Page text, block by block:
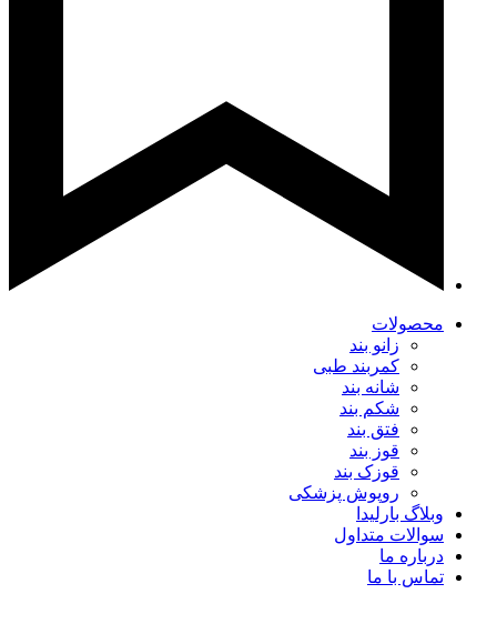
محصولات
زانو بند
کمربند طبی
شانه بند
شکم بند
فتق بند
قوز بند
قوزک بند
روپوش پزشکی
وبلاگ بارلیدا
سوالات متداول
درباره ما
تماس با ما